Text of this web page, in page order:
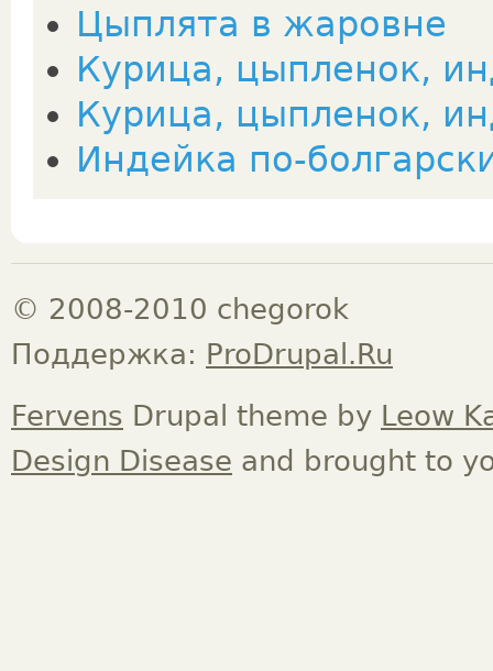
Цыплята в жаровне
Курица, цыпленок,
Курица, цыпленок,
Индейка по-
© 2008-2010 chegorok
Поддержка: ProDrupal.Ru
Fervens Drupal theme by Leow
Design Disease and brought to